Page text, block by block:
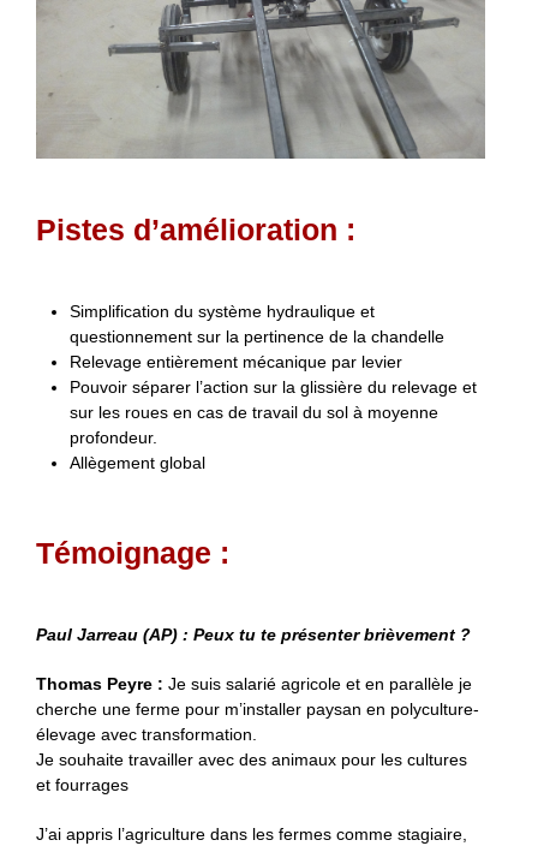
Pistes d’amélioration :
Simplification du système hydraulique et
questionnement sur la pertinence de la chandelle
Relevage entièrement mécanique par levier
Pouvoir séparer l’action sur la glissière du relevage et
sur les roues en cas de travail du sol à moyenne
profondeur.
Allègement global
Témoignage :
Paul Jarreau (AP) : Peux tu te présenter brièvement ?
Thomas Peyre : Je suis salarié agricole et en parallèle je
cherche une ferme pour m’installer paysan en polyculture-
élevage avec transformation.
Je souhaite travailler avec des animaux pour les cultures
et fourrages
J’ai appris l’agriculture dans les fermes comme stagiaire,